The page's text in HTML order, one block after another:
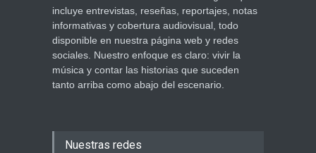
incluye entrevistas, reseñas, reportajes, notas
informativas y cobertura audiovisual, todo
disponible en nuestra página web y redes
sociales. Nuestro enfoque es claro: vivir la
música y contar las historias que suceden
tanto arriba como abajo del escenario.
Nuestras redes